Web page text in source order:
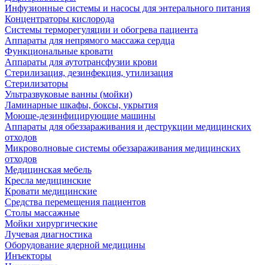
Инфузионные системы и насосы для энтерального питания
Концентраторы кислорода
Системы терморегуляции и обогрева пациента
Аппараты для непрямого массажа сердца
Функциональные кровати
Аппараты для аутотрансфузии крови
Стерилизация, дезинфекция, утилизация
Стерилизаторы
Ультразвуковые ванны (мойки)
Ламинарные шкафы, боксы, укрытия
Моюще-дезинфицирующие машины
Аппараты для обеззараживания и деструкции медицинских
отходов
Микроволновые системы обеззараживания медицинских
отходов
Медицинская мебель
Кресла медицинские
Кровати медицинские
Средства перемещения пациентов
Столы массажные
Мойки хирургические
Лучевая диагностика
Оборудование ядерной медицины
Инъекторы